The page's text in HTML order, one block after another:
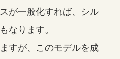
が一般化すれば、シル
なります。
すが、このモデルを成